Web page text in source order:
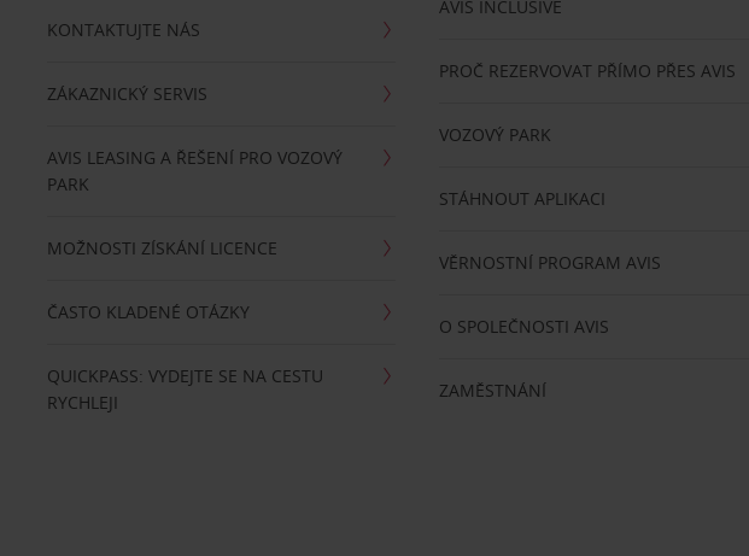
KONTAKTUJTE NÁS
ZÁKAZNICKÝ SERVIS
AVIS LEASING A ŘEŠENÍ PRO VOZOVÝ
PARK
MOŽNOSTI ZÍSKÁNÍ LICENCE
ČASTO KLADENÉ OTÁZKY
QUICKPASS: VYDEJTE SE NA CESTU
RYCHLEJI
AVIS INCLUSIVE
PROČ REZERVOVAT PŘÍMO PŘES AVIS
VOZOVÝ PARK
STÁHNOUT APLIKACI
VĚRNOSTNÍ PROGRAM AVIS
O SPOLEČNOSTI AVIS
ZAMĚSTNÁNÍ